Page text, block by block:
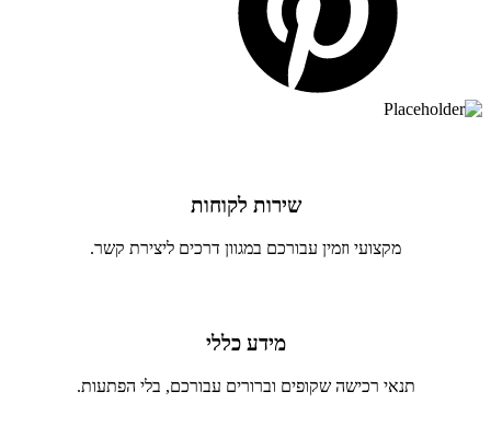
שירות לקוחות
מקצועי וזמין עבורכם במגוון דרכים ליצירת קשר.
מידע כללי
תנאי רכישה שקופים וברורים עבורכם, בלי הפתעות.